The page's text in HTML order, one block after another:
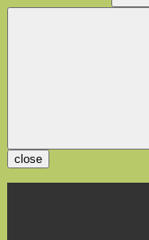
close